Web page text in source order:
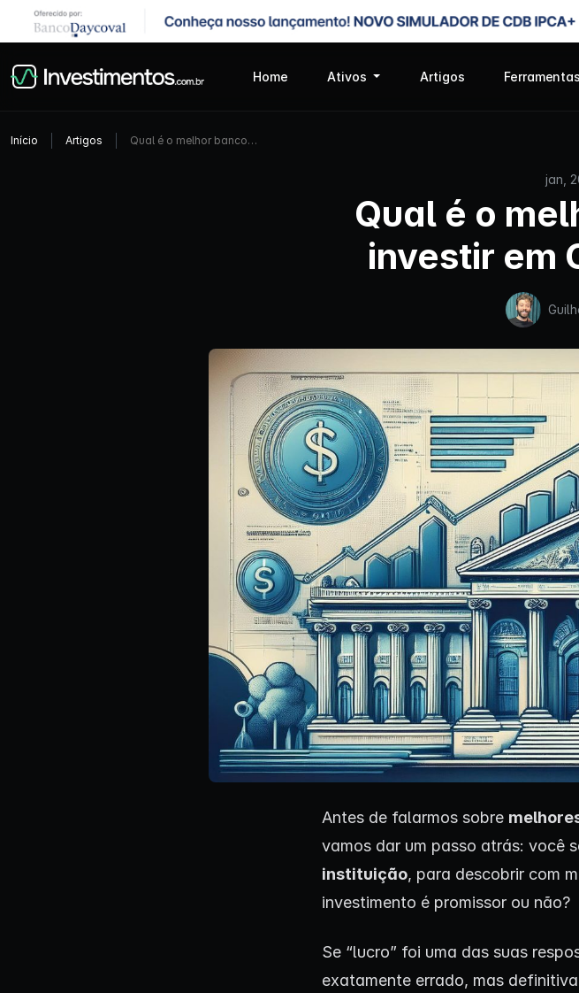
Home Ativos Artigos Ferramentas
Início Artigos Qual é o melhor banco…
jan,
Qual é o
investir em
Antes de falarmos sobre
vamos dar um passo atrás: você
instituição, para descobrir com
investimento é promissor ou não?
Se “lucro” foi uma das suas
exatamente errado, mas